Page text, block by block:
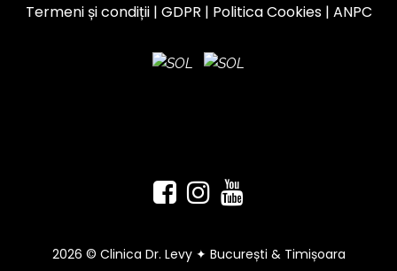
Termeni și condiții| GDPR | Politica Cookies| ANPC
2026 © Clinica Dr. Levy ✦ București & Timișoara